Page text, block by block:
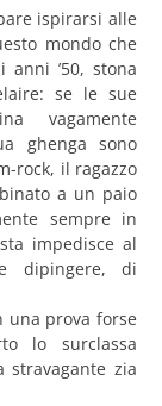
ispirarsi alle
mondo che
’50, stona
se le sue
vagamente
ghenga sono
rock, il ragazzo
a un paio
sempre in
impedisce al
dipingere, di
una prova forse
lo surclassa
stravagante zia